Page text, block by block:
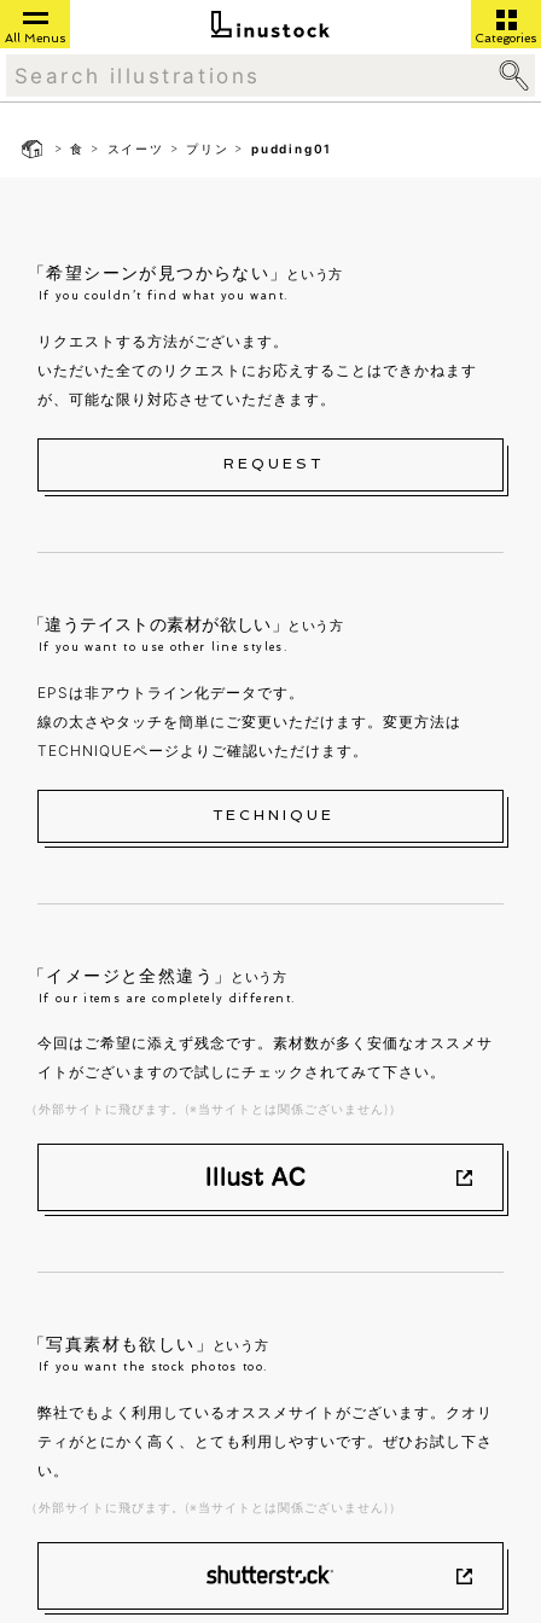
All Menus Categories
>食 > スイーツ > プリン > pudding01
「希望シーンが見つからない」 という方
If you couldn’t find what you want.
リクエストする方法がございます。
いただいた全てのリクエストにお応えすることはできかねます
が、可能な限り対応させていただきます。
REQUEST
「違うテイストの素材が欲しい」 という方
If you want to use other line styles.
EPSは非アウトライン化データです。
線の太さやタッチを簡単にご変更いただけます。変更方法は
TECHNIQUEページよりご確認いただけます。
TECHNIQUE
「イメージと全然違う」 という方
If our items are completely different.
今回はご希望に添えず残念です。素材数が多く安価なオススメサ
イトがございますので試しにチェックされてみて下さい。
（外部サイトに飛びます。(※当サイトとは関係ございません)）
「写真素材も欲しい」 という方
If you want the stock photos too.
弊社でもよく利用しているオススメサイトがございます。クオリ
ティがとにかく高く、とても利用しやすいです。ぜひお試し下さ
い。
（外部サイトに飛びます。(※当サイトとは関係ございません)）